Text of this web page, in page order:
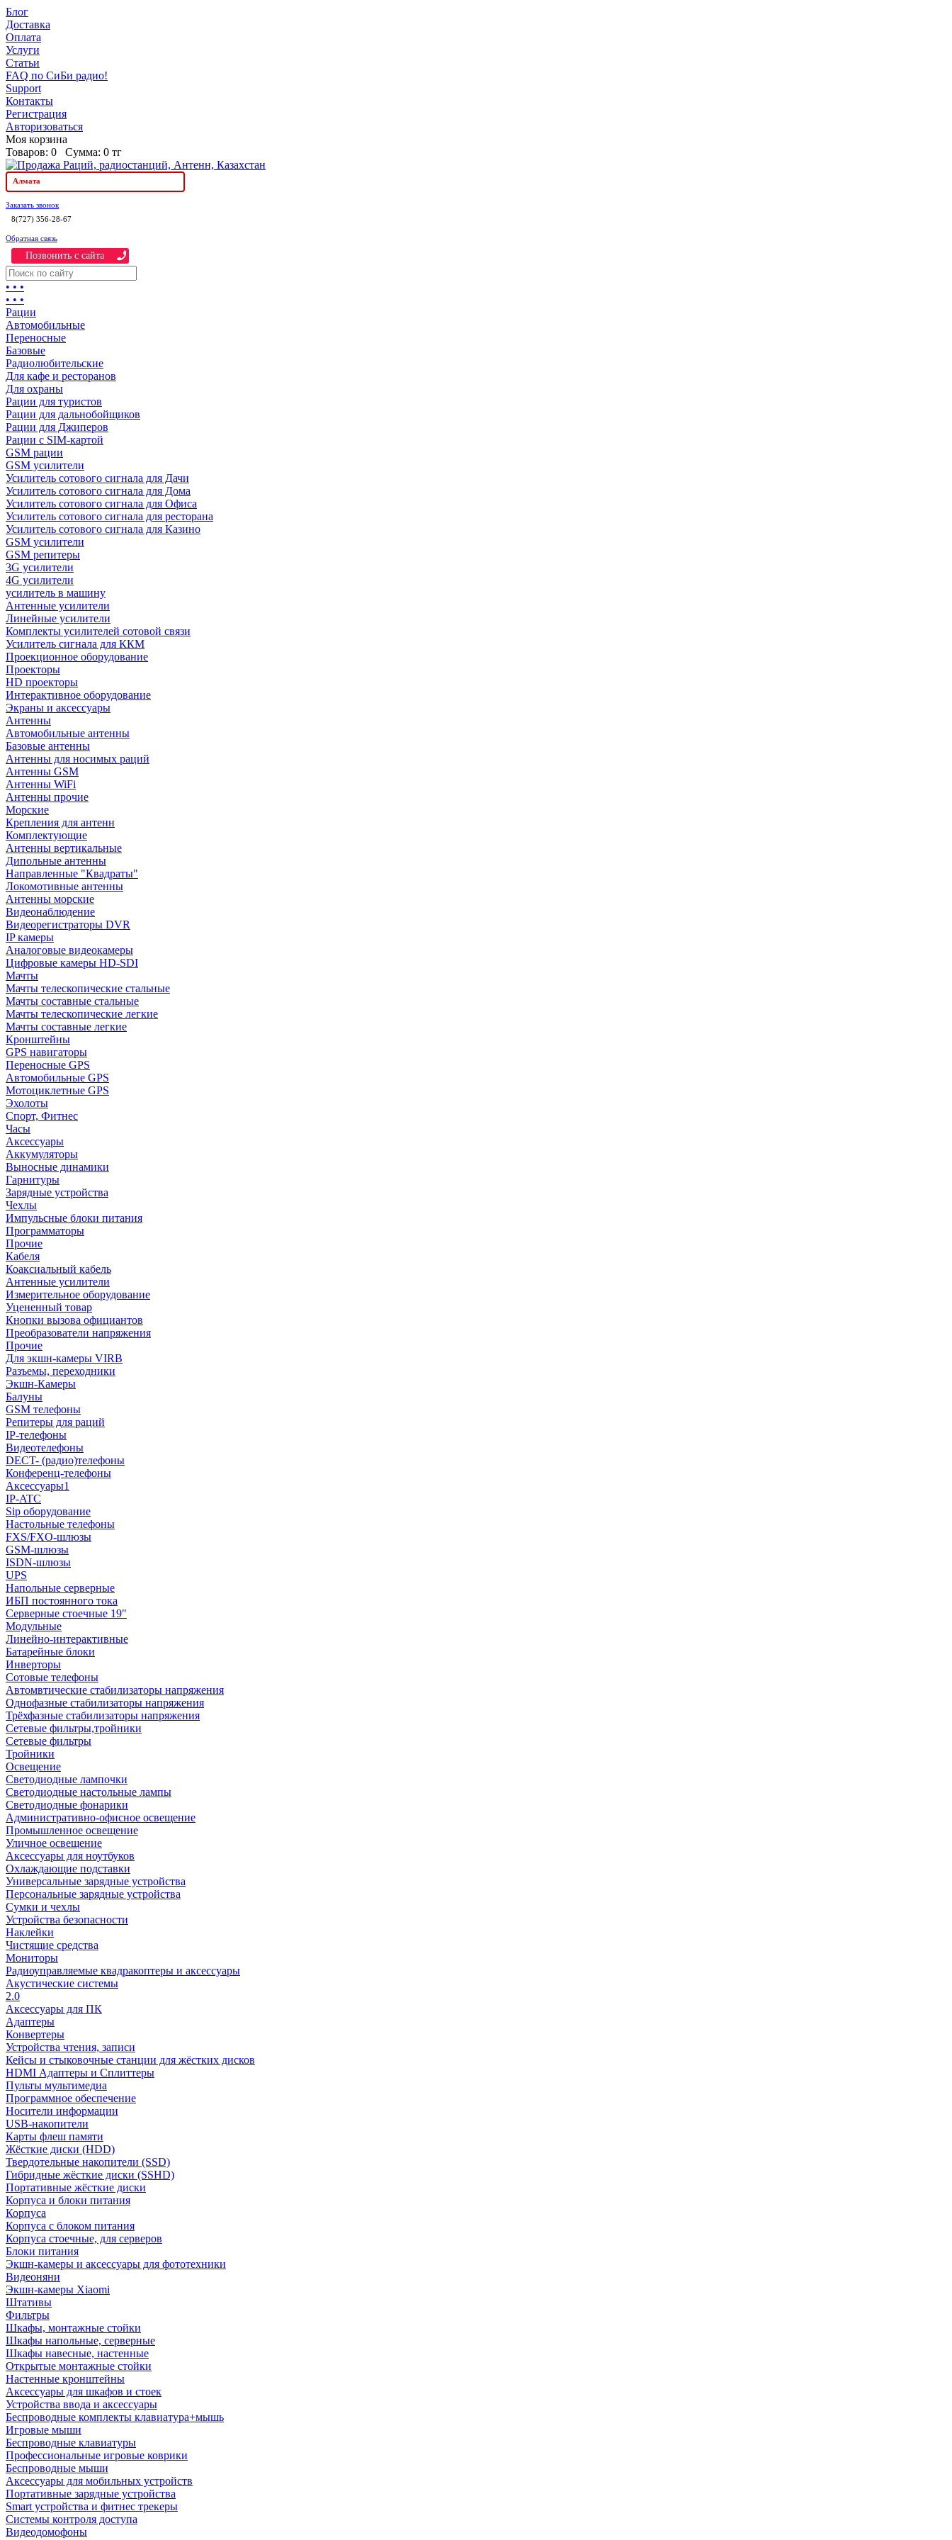
Блог
Доставка
Оплата
Услуги
Статьи
FAQ по СиБи радио!
Support
Контакты
Регистрация
Авторизоваться
Моя корзина
Товаров: 0 Сумма: 0 тг
Алмата
Заказать звонок
8(727) 356-28-67
Обратная связь
Позвонить c сайта
• • •
• • •
Рации
Автомобильные
Переносные
Базовые
Радиолюбительские
Для кафе и ресторанов
Для охраны
Рации для туристов
Рации для дальнобойщиков
Рации для Джиперов
Рации с SIM-картой
GSM рации
GSM усилители
Усилитель сотового сигнала для Дачи
Усилитель сотового сигнала для Дома
Усилитель сотового сигнала для Офиса
Усилитель сотового сигнала для ресторана
Усилитель сотового сигнала для Казино
GSM усилители
GSM репитеры
3G усилители
4G усилители
усилитель в машину
Антенные усилители
Линейные усилители
Комплекты усилителей сотовой связи
Усилитель сигнала для ККМ
Проекционное оборудование
Проекторы
HD проекторы
Интерактивное оборудование
Экраны и аксессуары
Антенны
Автомобильные антенны
Базовые антенны
Антенны для носимых раций
Антенны GSM
Антенны WiFi
Антенны прочие
Морские
Крепления для антенн
Комплектующие
Антенны вертикальные
Дипольные антенны
Направленные "Квадраты"
Локомотивные антенны
Антенны морские
Видеонаблюдение
Видеорегистраторы DVR
IP камеры
Аналоговые видеокамеры
Цифровые камеры HD-SDI
Мачты
Мачты телескопические стальные
Мачты составные стальные
Мачты телескопические легкие
Мачты составные легкие
Кронштейны
GPS навигаторы
Переносные GPS
Автомобильные GPS
Мотоциклетные GPS
Эхолоты
Спорт, Фитнес
Часы
Аксессуары
Аккумуляторы
Выносные динамики
Гарнитуры
Зарядные устройства
Чехлы
Импульсные блоки питания
Программаторы
Прочие
Кабеля
Коаксиальный кабель
Антенные усилители
Измерительное оборудование
Уцененный товар
Кнопки вызова официантов
Преобразователи напряжения
Прочие
Для экшн-камеры VIRB
Разъемы, переходники
Экшн-Камеры
Балуны
GSM телефоны
Репитеры для раций
IP-телефоны
Видеотелефоны
DECT- (радио)телефоны
Конференц-телефоны
Аксессуары1
IP-ATC
Sip оборудование
Настольные телефоны
FXS/FXO-шлюзы
GSM-шлюзы
ISDN-шлюзы
UPS
Напольные серверные
ИБП постоянного тока
Серверные стоечные 19"
Модульные
Линейно-интерактивные
Батарейные блоки
Инверторы
Сотовые телефоны
Автомвтические стабилизаторы напряжения
Однофазные стабилизаторы напряжения
Трёхфазные стабилизаторы напряжения
Сетевые фильтры,тройники
Сетевые фильтры
Тройники
Освещение
Светодиодные лампочки
Светодиодные настольные лампы
Светодиодные фонарики
Административно-офисное освещение
Промышленное освещение
Уличное освещение
Аксессуары для ноутбуков
Охлаждающие подставки
Универсальные зарядные устройства
Персональные зарядные устройства
Сумки и чехлы
Устройства безопасности
Наклейки
Чистящие средства
Мониторы
Радиоуправляемые квадракоптеры и аксессуары
Акустические системы
2.0
Аксессуары для ПК
Адаптеры
Конвертеры
Устройства чтения, записи
Кейсы и стыковочные станции для жёстких дисков
HDMI Адаптеры и Сплиттеры
Пульты мультимедиа
Программное обеспечение
Носители информации
USB-накопители
Карты флеш памяти
Жёсткие диски (HDD)
Твердотельные накопители (SSD)
Гибридные жёсткие диски (SSHD)
Портативные жёсткие диски
Корпуса и блоки питания
Корпуса
Корпуса с блоком питания
Корпуса стоечные, для серверов
Блоки питания
Экшн-камеры и аксессуары для фототехники
Видеоняни
Экшн-камеры Xiaomi
Штативы
Фильтры
Шкафы, монтажные стойки
Шкафы напольные, серверные
Шкафы навесные, настенные
Открытые монтажные стойки
Настенные кронштейны
Аксессуары для шкафов и стоек
Устройства ввода и аксессуары
Беспроводные комплекты клавиатура+мышь
Игровые мыши
Беспроводные клавиатуры
Профессиональные игровые коврики
Беспроводные мыши
Аксессуары для мобильных устройств
Портативные зарядные устройства
Smart устройства и фитнес трекеры
Системы контроля доступа
Видеодомофоны